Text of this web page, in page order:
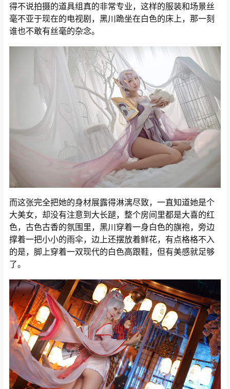
得不说拍摄的道具组真的非常专业，这样的服装和场景丝
毫不亚于现在的电视剧，黑川跪坐在白色的床上，那一刻
谁也不敢有丝毫的杂念。
而这张完全把她的身材展露得淋漓尽致，一直知道她是个
大美女，却没有注意到大长蹆，整个房间里都是大喜的红
色，古色古香的氛围里，黑川穿着一身白色的旗袍，旁边
撑着一把小小的雨伞，边上还摆放着鲜花，有点格格不入
的是，脚上穿着一双现代的白色高跟鞋，但有美感就足够
了。